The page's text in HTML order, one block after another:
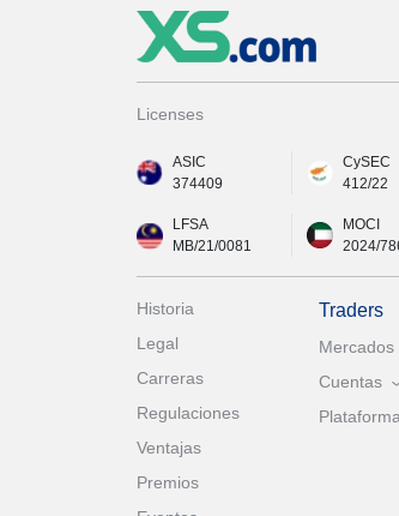
Licenses
ASIC
374409
CySEC
412/22
LFSA
MB/21/0081
MOCI
2024/
Historia
Legal
Carreras
Regulaciones
Ventajas
Premios
Traders
Mercados
Cuentas